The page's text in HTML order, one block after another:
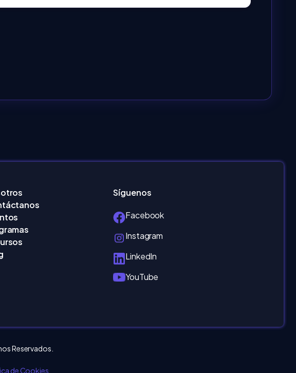
Síguenos
Facebook
Instagram
LinkedIn
YouTube
de Cookies
Reservados.